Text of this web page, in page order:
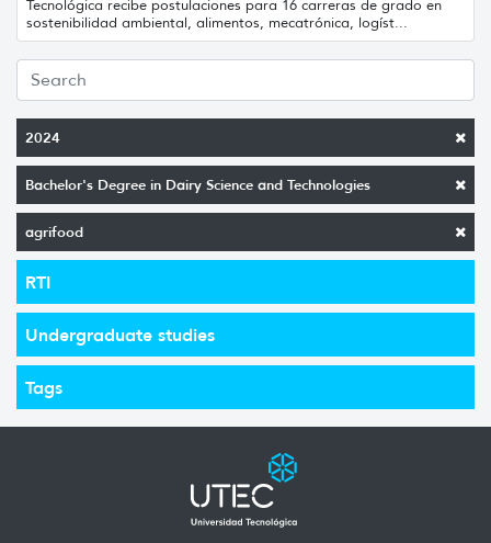
2024
Bachelor's Degree in Dairy Science and Technologies
agrifood
RTI
Undergraduate studies
Tags
Tecnológica recibe postulaciones para 16 carreras de grado en
sostenibilidad ambiental, alimentos, mecatrónica, logíst...